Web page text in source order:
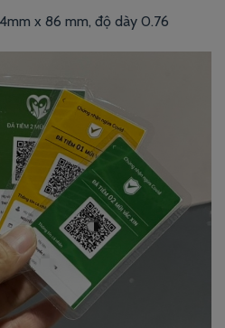
x 86 mm, độ dày 0.76